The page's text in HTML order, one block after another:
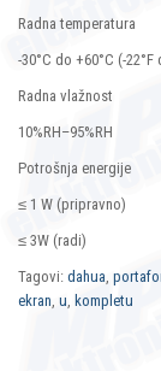
Radna temperatura
-30°C do +60°C (-22°F
Radna vlažnost
10%RH–95%RH
Potrošnja energije
≤ 1 W (pripravno)
≤ 3W (radi)
Tagovi: dahua,
ekran, u, kompletu